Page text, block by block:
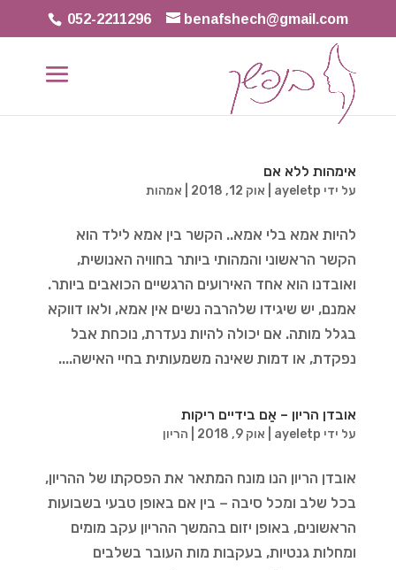
052-2211296 benafshech@gmail.com
אימהות ללא אם
על ידי ayeletp אוק 12, 2018 אמהות
להיות אמא בלי אמא.. הקשר בין אמא לילד הוא
הקשר הראשוני והמהותי ביותר בחוויה האנושית,
ואובדנו הוא אחד האירועים הרגשיים הכואבים ביותר.
אמנם, יש שיגידו שלהרבה נשים אין אמא, ולאו דווקא
בגלל מותה. אם יכולה להיות נעדרת, נוכחת אבל
נפקדת, או דמות שאינה משמעותית בחיי האישה....
אובדן הריון – אֵם בידיים ריקות
על ידי ayeletp אוק 9, 2018 הריון
אובדן הריון הנו מונח המתאר את הפסקתו של ההריון,
בכל שלב ומכל סיבה – בין אם באופן טבעי בשבועות
הראשונים, באופן יזום בהמשך ההריון עקב מומים
ומחלות גנטיות, בעקבות מות העובר בשלבים